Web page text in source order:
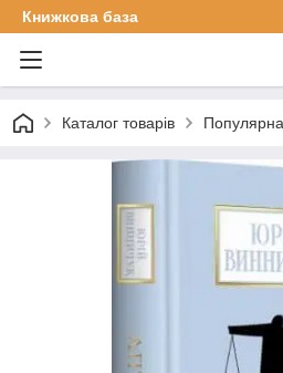
Книжкова база
Каталог товарів Популярна